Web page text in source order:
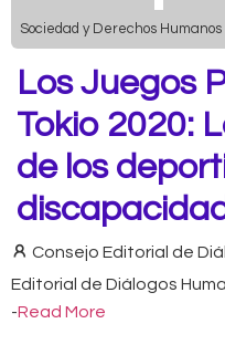
Sociedad y Derechos Humanos
Los Juegos
Tokio 2020:
de los
discapacidad
Consejo Editorial de
Editorial de Diálogos
-Read More